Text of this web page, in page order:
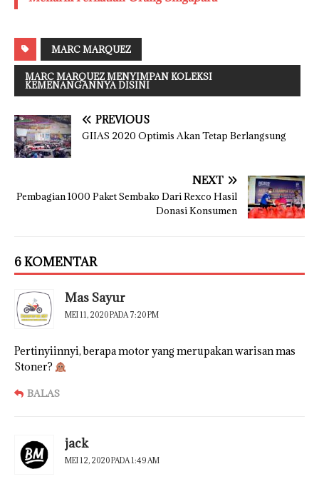
MARC MARQUEZ
MARC MARQUEZ MENYIMPAN KOLEKSI
KEMENANGANNYA DISINI
PREVIOUS
GIIAS 2020 Optimis Akan Tetap Berlangsung
NEXT
Pembagian 1000 Paket Sembako Dari Rexco Hasil
Donasi Konsumen
6 KOMENTAR
Mas Sayur
MEI 11, 2020 PADA 7:20 PM
Pertinyiinnyi, berapa motor yang merupakan warisan mas
Stoner?
BALAS
jack
MEI 12, 2020 PADA 1:49 AM